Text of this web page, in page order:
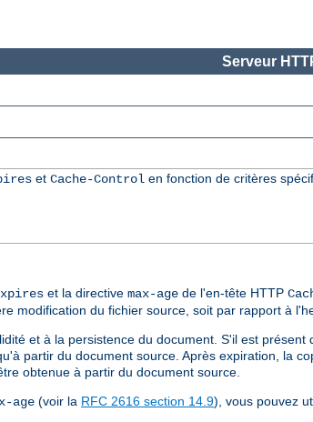
Serveur
et Cache-Controlen fonction de critères
et la directive max-age de l'en-tête HTTP
modification du fichier source, soit par rapport à
et à la persistence du document. S'il est
partir du document source. Après expiration, la
obtenue à partir du document source.
age (voir la RFC 2616 section 14.9), vous pouvez